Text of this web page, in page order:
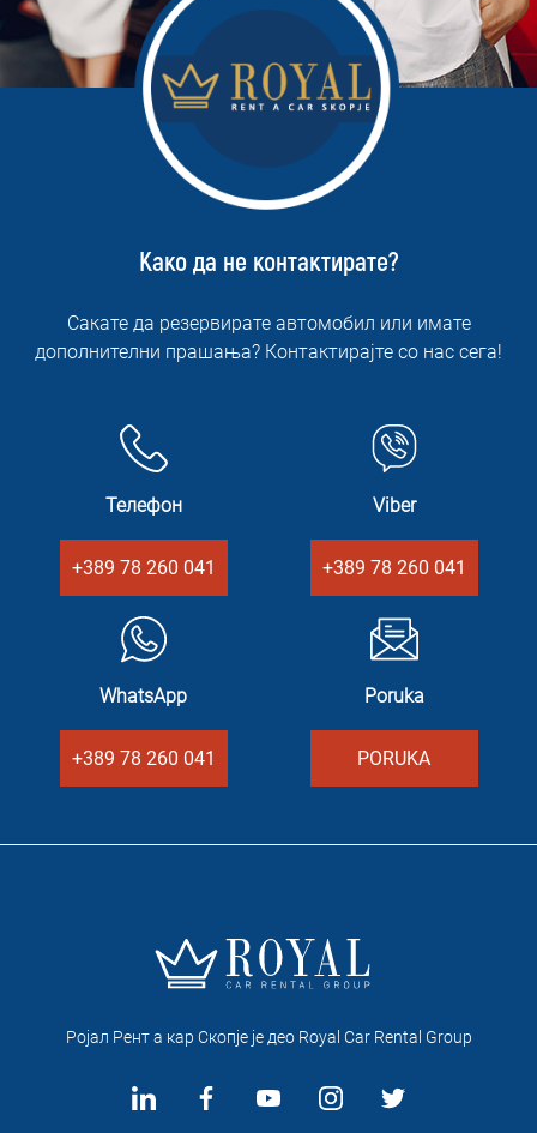
Како да не контактирате?
Сакате да резервирате автомобил или имате
дополнителни прашања? Контактирајте со нас сега!
Телефон
+389 78 260 041
Viber
+389 78 260 041
WhatsApp
+389 78 260 041
Poruka
PORUKA
Ројал Рент а кар Скопје je део Royal Car Rental Group